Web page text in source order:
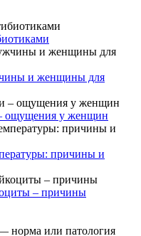
и женщины для
ощущения у женщин
причины и
– причины